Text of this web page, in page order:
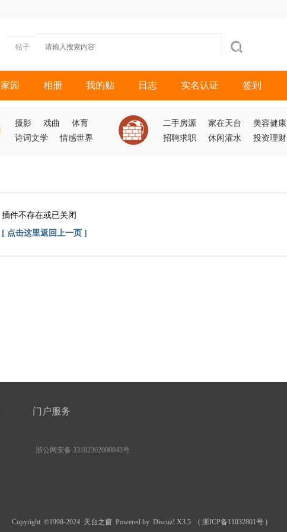
帖子
家园 相册 我的贴 日志 实名认证 签到
摄影 戏曲
体育
诗词文学
情感世界
二手房源 家在天台 美容健康
招聘求职
休闲灌水 投资理财
插件不存在或已关闭
[ 点击这里返回上一页 ]
门户服务
浙公网安备 33102302000043号
Copyright ©1998-2024 天台之窗Powered byDiscuz! X3.5( 浙ICP备11032801号)